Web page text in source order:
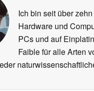
Ich bin seit über
Hardware und
PCs und auf
Faible für alle Arten